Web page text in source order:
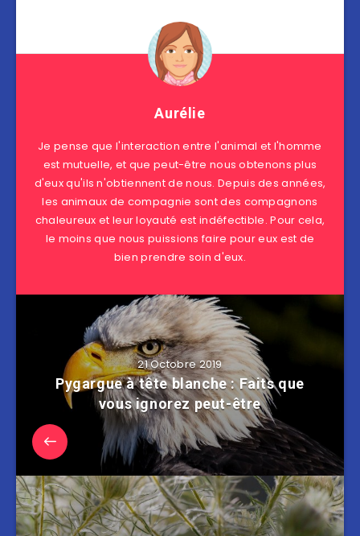
Aurélie
Je pense que l'interaction entre l'animal et l'homme
est mutuelle, et que peut-être nous obtenons plus
d'eux qu'ils n'obtiennent de nous. Depuis des années,
les animaux de compagnie sont des compagnons
chaleureux et leur loyauté est indéfectible. Pour cela,
le moins que nous puissions faire pour eux est de
bien prendre soin d'eux.
21 Octobre 2019
Pygargue à tête blanche : Faits que
vous ignorez peut-être